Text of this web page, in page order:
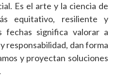
Es el arte y la ciencia de
equitativo, resiliente y
fechas significa valorar a
responsabilidad, dan forma
y proyectan soluciones